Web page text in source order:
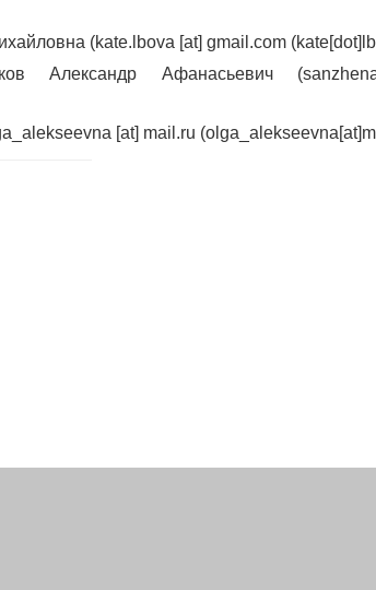
(kate.lbova [at] gmail.com
Александр Афанасьевич (
[at] mail.ru